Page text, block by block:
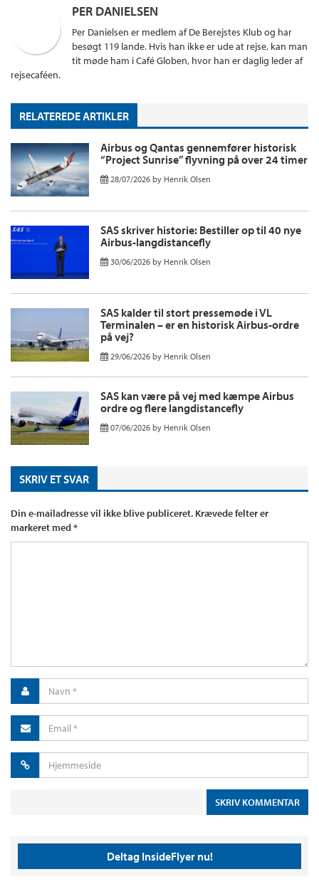
PER DANIELSEN
Per Danielsen er medlem af De Berejstes Klub og har
besøgt 119 lande. Hvis han ikke er ude at rejse, kan man
tit møde ham i Café Globen, hvor han er daglig leder af
rejsecaféen.
RELATEREDE ARTIKLER
Airbus og Qantas gennemfører historisk
“Project Sunrise” flyvning på over 24 timer
28/07/2026 by Henrik Olsen
SAS skriver historie: Bestiller op til 40 nye
Airbus-langdistancefly
30/06/2026 by Henrik Olsen
SAS kalder til stort pressemøde i VL
Terminalen – er en historisk Airbus-ordre
på vej?
29/06/2026 by Henrik Olsen
SAS kan være på vej med kæmpe Airbus
ordre og flere langdistancefly
07/06/2026 by Henrik Olsen
SKRIV ET SVAR
Din e-mailadresse vil ikke blive publiceret. Krævede felter er
markeret med*
Deltag InsideFlyer nu!